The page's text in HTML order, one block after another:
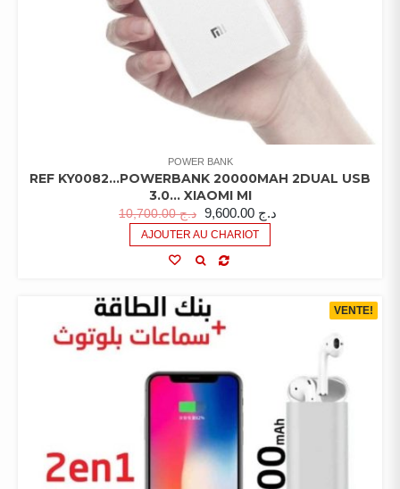
POWER BANK
REF KY0082…POWERBANK 20000MAH 2DUAL USB
3.0… XIAOMI MI
د.ج10,700.00 د.ج
AJOUTER AU CHARIOT
VENTE!